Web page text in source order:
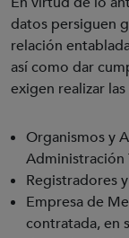
datos persiguen
relación
así como dar
exigen realizar
Organismos y
Administración
Registradores
Empresa de
contratada, en